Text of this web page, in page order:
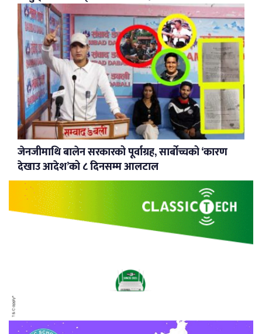
जेनजीमाथि बालेन सरकारको पूर्वाग्रह, सार्बोच्चको ‘कारण
देखाउ आदेश’को ८ दिनसम्म आलटाल